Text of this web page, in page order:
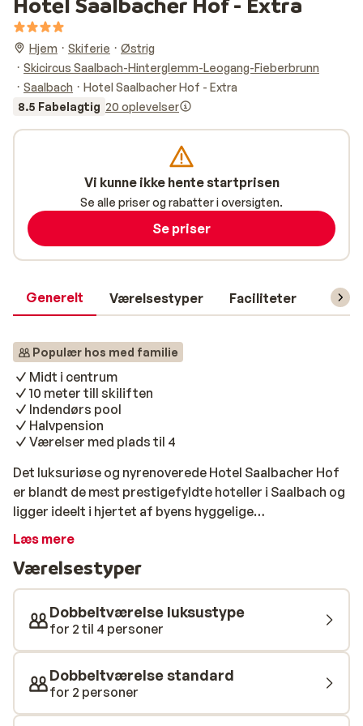
Hjem Skiferie
Østrig
Skicircus Saalbach-Hinterglemm-Leogang-Fieberbrunn
Saalbach
Hotel Saalbacher Hof - Extra
8.5 Fabelagtig 20 oplevelser
Generelt Værelsestyper Faciliteter
Populær hos med familie
Midt i centrum
10 meter till skiliften
Indendørs pool
Halvpension
Værelser med plads til 4
Det luksuriøse og nyrenoverede Hotel Saalbacher Hof
er blandt de mest prestigefyldte hoteller i Saalbach og
ligger ideelt i hjertet af byens hyggelige
fodgængerzone. Hotellet er det perfekte valg for
design, autentisk tradition, livsstil og en afslappet
atmosfære. Mottoet "Celebrate life" gennemsyrer
oplevelsen på Saalbacher Hof, fra de energiske beats
fra DJ’en og de karakteristiske designerværelser til
det imødekommende personale, der gør hotellet til
noget helt særligt. Hotellet er skabt til at opfylde den
moderne rejsendes forventninger, hvilket tydeligt
afspejles i den stilfulde indretning og den personlige
Læs mere
Værelsestyper
Dobbeltværelse luksustype
for 2 til 4 personer
Dobbeltværelse standard
for 2 personer
Vi kunne ikke hente startprisen
Se alle priser og rabatter i oversigten.
Se priser